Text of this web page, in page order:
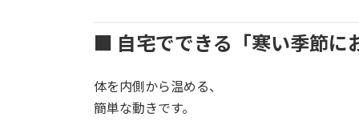
■ 自宅でできる「寒い季節に
体を内側から温める、
簡単な動きです。